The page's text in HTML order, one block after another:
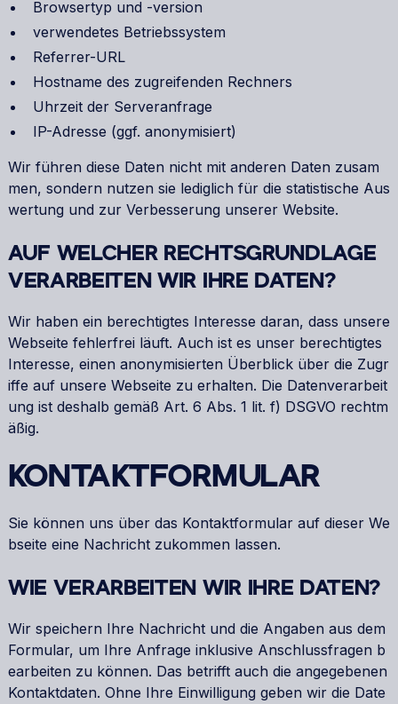
Browsertyp und -version
verwendetes Betriebssystem
Referrer-URL
Hostname des zugreifenden Rechners
Uhrzeit der Serveranfrage
IP-Adresse (ggf. anonymisiert)
Wir führen diese Daten nicht mit anderen Daten zusam
men, sondern nutzen sie lediglich für die statistische Aus
wertung und zur Verbesserung unserer Website.
AUF WELCHER RECHTSGRUNDLAGE
VERARBEITEN WIR IHRE DATEN?
Wir haben ein berechtigtes Interesse daran, dass unsere
Webseite fehlerfrei läuft. Auch ist es unser berechtigtes
Interesse, einen anonymisierten Überblick über die Zugr
iffe auf unsere Webseite zu erhalten. Die Datenverarbeit
ung ist deshalb gemäß Art. 6 Abs. 1 lit. f) DSGVO rechtm
äßig.
KONTAKTFORMULAR
Sie können uns über das Kontaktformular auf dieser We
bseite eine Nachricht zukommen lassen.
WIE VERARBEITEN WIR IHRE DATEN?
Wir speichern Ihre Nachricht und die Angaben aus dem
Formular, um Ihre Anfrage inklusive Anschlussfragen b
earbeiten zu können. Das betrifft auch die angegebenen
Kontaktdaten. Ohne Ihre Einwilligung geben wir die Date